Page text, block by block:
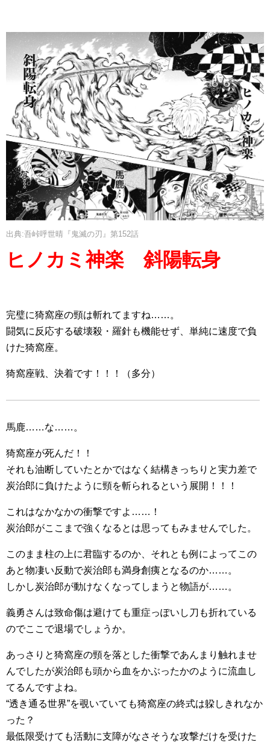
出典:吾峠呼世晴『鬼滅の刃』第152話
ヒノカミ神楽 斜陽転身
完璧に猗窩座の頸は斬れてますね……。
闘気に反応する破壊殺・羅針も機能せず、単純に速度で負
けた猗窩座。
猗窩座戦、決着です！！！（多分）
馬鹿……な……。
猗窩座が死んだ！！
それも油断していたとかではなく結構きっちりと実力差で
炭治郎に負けたように頸を斬られるという展開！！！
これはなかなかの衝撃ですよ……！
炭治郎がここまで強くなるとは思ってもみませんでした。
このまま柱の上に君臨するのか、それとも例によってこの
あと物凄い反動で炭治郎も満身創痍となるのか……。
しかし炭治郎が動けなくなってしまうと物語が……。
義勇さんは致命傷は避けても重症っぽいし刀も折れている
のでここで退場でしょうか。
あっさりと猗窩座の頸を落とした衝撃であんまり触れませ
んでしたが炭治郎も頭から血をかぶったかのように流血し
てるんですよね。
“透き通る世界”を覗いていても猗窩座の終式は躱しきれなか
った？
最低限受けても活動に支障がなさそうな攻撃だけを受けた